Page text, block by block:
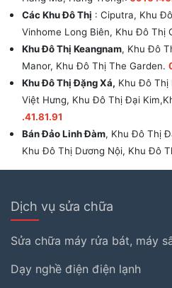
Các Khu Đô Thị : Ciputra, Khu
Vinhome Long Biên, Khu Đô Thị
Khu Đô Thị Keangnam, Khu Đô
Manor, Khu Đô Thị The Garden.
Khu Đô Thị Đặng Xá, Khu Đô Thị
Việt Hưng, Khu Đô Thị Đại
.41.81.91
Bán Đảo Linh Đàm, Khu Đô Thị
Khu Đô Thị Dương Nội, Khu Đô
Dịch vụ sửa chữa
Sửa chữa máy rửa bát, máy
Dạy nghề điện điện lạnh